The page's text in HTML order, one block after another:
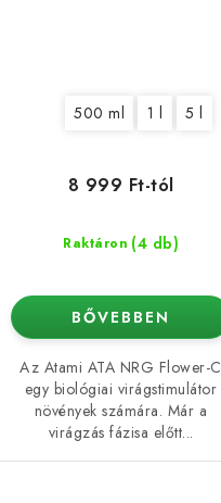
500 ml 1 l 5 l
Raktáron (4 db)
8 999 Ft-tól
BŐVEBBEN
Az Atami ATA NRG Flower-C
egy biológiai virágstimulátor
növények számára. Már a
virágzás fázisa előtt...